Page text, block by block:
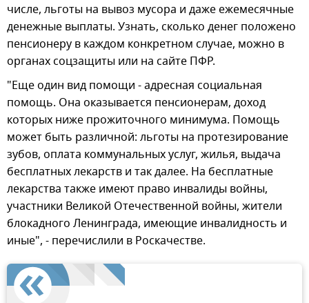
числе, льготы на вывоз мусора и даже ежемесячные
денежные выплаты. Узнать, сколько денег положено
пенсионеру в каждом конкретном случае, можно в
органах соцзащиты или на сайте ПФР.
"Еще один вид помощи - адресная социальная
помощь. Она оказывается пенсионерам, доход
которых ниже прожиточного минимума. Помощь
может быть различной: льготы на протезирование
зубов, оплата коммунальных услуг, жилья, выдача
бесплатных лекарств и так далее. На бесплатные
лекарства также имеют право инвалиды войны,
участники Великой Отечественной войны, жители
блокадного Ленинграда, имеющие инвалидность и
иные", - перечислили в Роскачестве.